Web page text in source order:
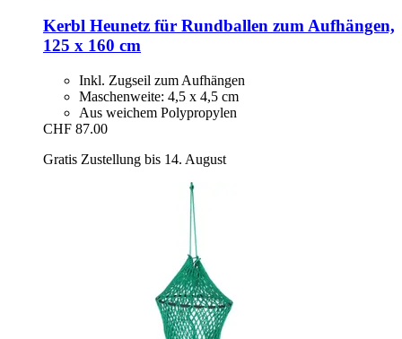
Kerbl Heunetz für Rundballen zum Aufhängen,
125 x 160 cm
Inkl. Zugseil zum Aufhängen
Maschenweite: 4,5 x 4,5 cm
Aus weichem Polypropylen
CHF 87.00
Gratis Zustellung bis 14. August